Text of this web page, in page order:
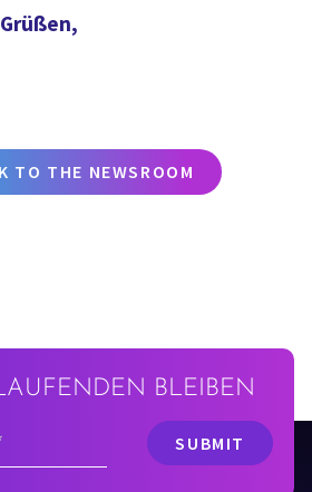
TO THE NEWSROOM
BLEIBEN